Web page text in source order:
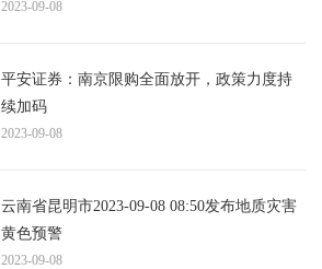
2023-09-08
平安证券：南京限购全面放开，政策力度持
续加码
2023-09-08
云南省昆明市2023-09-08 08:50发布地质灾害
黄色预警
2023-09-08